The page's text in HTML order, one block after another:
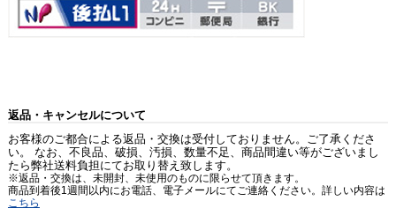
返品・キャンセルについて
お客様のご都合による返品・交換は受付しておりません。ご了承くださ
い。 なお、不良品、破損、汚損、数量不足、商品間違い等がございまし
たら弊社送料負担にてお取り替え致します。
※返品・交換は、未開封、未使用のものに限らせて頂きます。
商品到着後1週間以内にお電話、電子メールにてご連絡ください。詳しい内容は
こちら